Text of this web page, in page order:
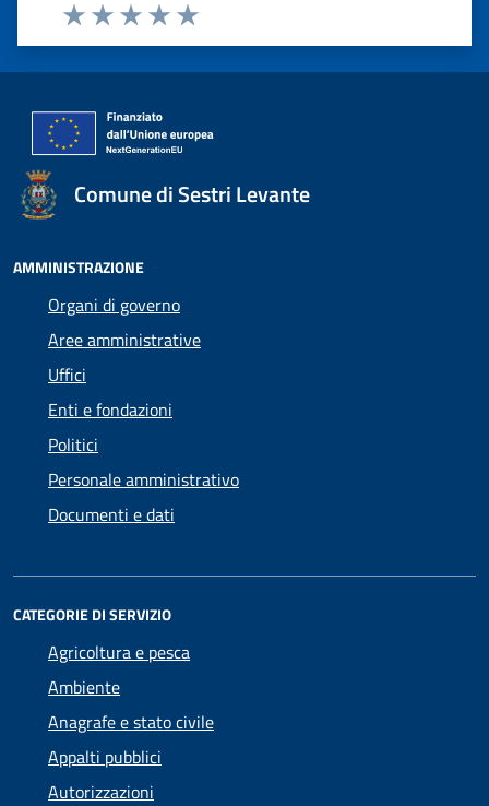
Valuta 5 stelle su 5
Valuta 4 stelle su 5
Valuta 3 stelle su 5
Valuta 2 stelle su 5
Valuta 1 stelle su 5
Comune di Sestri Levante
AMMINISTRAZIONE
Organi di governo
Aree amministrative
Uffici
Enti e fondazioni
Politici
Personale amministrativo
Documenti e dati
CATEGORIE DI SERVIZIO
Agricoltura e pesca
Ambiente
Anagrafe e stato civile
Appalti pubblici
Autorizzazioni